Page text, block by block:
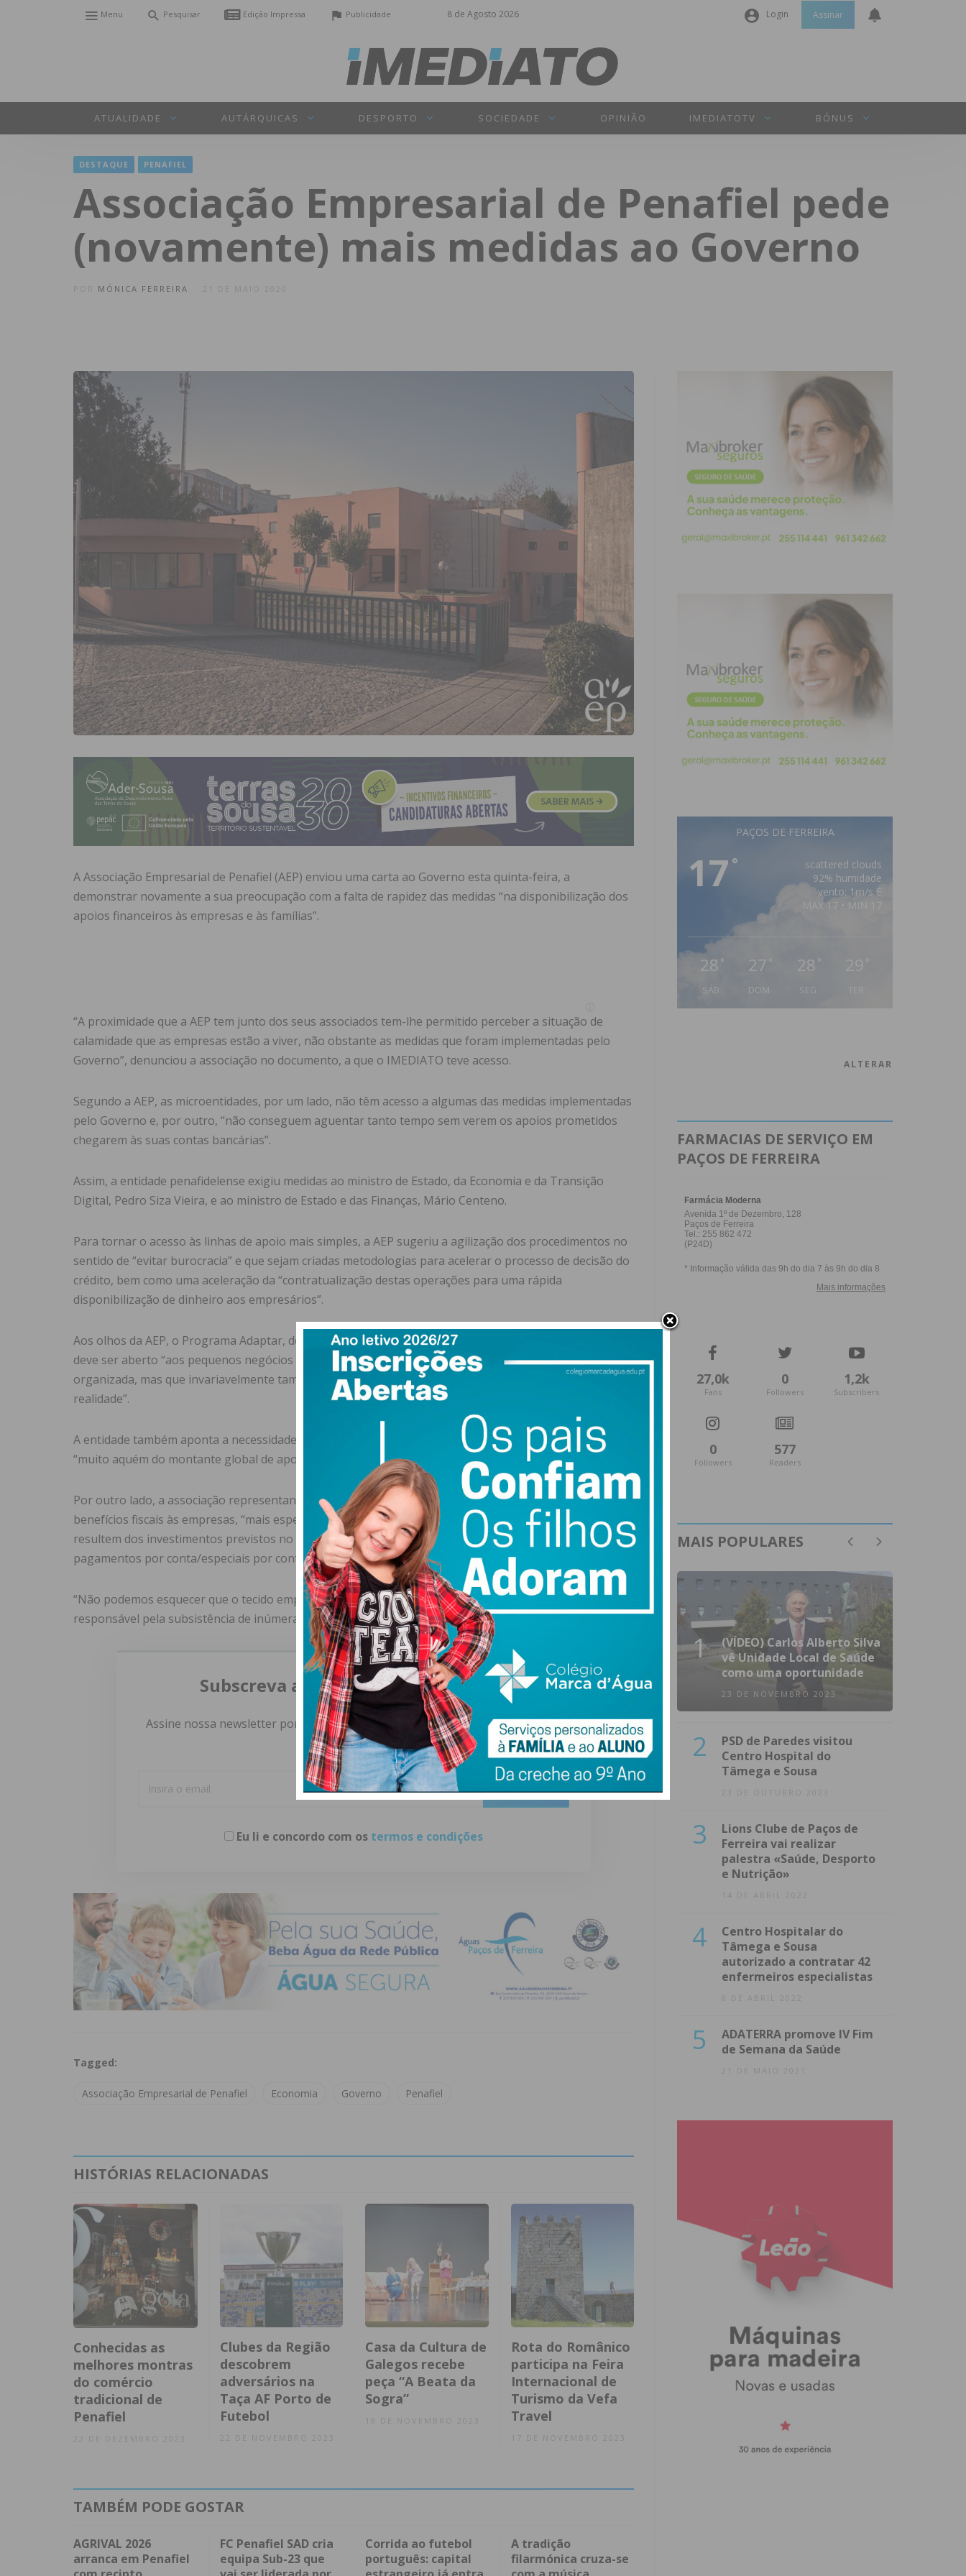
8 de Agosto 2026
Menu Pesquisar Edição Impressa Publicidade Login
Senha
INICIAR SESSÃO
Perdeu a sua senha?
Assinar
ATUALIDADE AUTÁRQUICAS DESPORTO SOCIEDADE OPINIÃO IMEDIATOTV BÓNUS
DESTAQUE PENAFIEL
Associação Empresarial de Penafiel pede
(novamente) mais medidas ao Governo
MÓNICA FERREIRA 21 DE MAIO 2020
A Associação Empresarial de Penafiel (AEP) enviou uma carta ao Governo esta quinta-feira, a
demonstrar novamente a sua preocupação com a falta de rapidez das medidas “na disponibilização dos
apoios financeiros às empresas e às famílias”.
“A proximidade que a AEP tem junto dos seus associados tem-lhe permitido perceber a situação de
calamidade que as empresas estão a viver, não obstante as medidas que foram implementadas pelo
Governo”, denunciou a associação no documento, a que o IMEDIATO teve acesso.
Segundo a AEP, as microentidades, por um lado, não têm acesso a algumas das medidas implementadas
pelo Governo e, por outro, “não conseguem aguentar tanto tempo sem verem os apoios prometidos
chegarem às suas contas bancárias”.
Assim, a entidade penafidelense exigiu medidas ao ministro de Estado, da Economia e da Transição
Digital, Pedro Siza Vieira, e ao ministro de Estado e das Finanças, Mário Centeno.
Para tornar o acesso às linhas de apoio mais simples, a AEP sugeriu a agilização dos procedimentos no
sentido de “evitar burocracia” e que sejam criadas metodologias para acelerar o processo de decisão do
crédito, bem como uma aceleração da “contratualização destas operações para uma rápida
disponibilização de dinheiro aos empresários”.
Aos olhos da AEP, o Programa Adaptar, destinado apenas a entidades com contabilidade organizada,
deve ser aberto “aos pequenos negócios que, por lei, não são obrigados a terem contabilidade
organizada, mas que invariavelmente também são obrigados a adaptarem a sua atividade a esta nova
realidade”.
A entidade também aponta a necessidade de aumentar a dotação financeira do programa, que está
“muito aquém do montante global de apoio que as empresas vão necessitar”.
Por outro lado, a associação representante dos empresários de Penafiel pediu a criação de um plano de
benefícios fiscais às empresas, “mais especificamente via a possibilidade de majoração de custos que
resultem dos investimentos previstos no programa Adaptar”, bem como o cancelamento dos
pagamentos por conta/especiais por conta, de forma a aliviar as empresas.
“Não podemos esquecer que o tecido empresarial é o principal motor da nossa economia e é também
responsável pela subsistência de inúmeras famílias portuguesas”, apelou a AEP.
Subscreva a newsletter do Imediato
Assine nossa newsletter por e-mail e obtenha de forma regular a informação
atualizada.
Eu li e concordo com os termos e condições
Tagged:
Associação Empresarial de Penafiel Economia Governo Penafiel
HISTÓRIAS RELACIONADAS
Conhecidas as
melhores montras
do comércio
tradicional de
Penafiel
Clubes da Região
descobrem
adversários na
Taça AF Porto de
Futebol
Casa da Cultura de
Galegos recebe
peça “A Beata da
Sogra”
Rota do Românico
participa na Feira
Internacional de
Turismo da Vefa
Travel
17 DE NOVEMBRO 2023
TAMBÉM PODE GOSTAR
AGRIVAL 2026
arranca em Penafiel
FC Penafiel SAD cria
equipa Sub-23 que
Corrida ao futebol
português: capital
A tradição
filarmónica cruza-se
PAÇOS DE FERREIRA
17 °
scattered clouds
92% humidade
vento: 1m/s E
MAX 17 • MIN 17
28 °
SÁB
27 °
DOM
28 °
SEG
29 °
ALTERAR
FARMACIAS DE SERVIÇO EM
PAÇOS DE FERREIRA
27,0k
Fans
0
Followers
1,2k
Subscribers
0
Followers
577
Readers
MAIS POPULARES
1
(VÍDEO) Carlos Alberto Silva
vê Unidade Local de Saúde
como uma oportunidade
23 DE NOVEMBRO 2023
2
PSD de Paredes visitou
Centro Hospital do
Tâmega e Sousa
23 DE OUTUBRO 2023
3
Lions Clube de Paços de
Ferreira vai realizar
palestra «Saúde, Desporto
e Nutrição»
14 DE ABRIL 2022
4
Centro Hospitalar do
Tâmega e Sousa
autorizado a contratar 42
enfermeiros especialistas
8 DE ABRIL 2022
5
ADATERRA promove IV Fim
de Semana da Saúde
21 DE MAIO 2021